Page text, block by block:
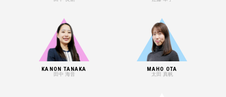
KANON TANAKA
田中 海音
MAHO OTA
太田 真帆